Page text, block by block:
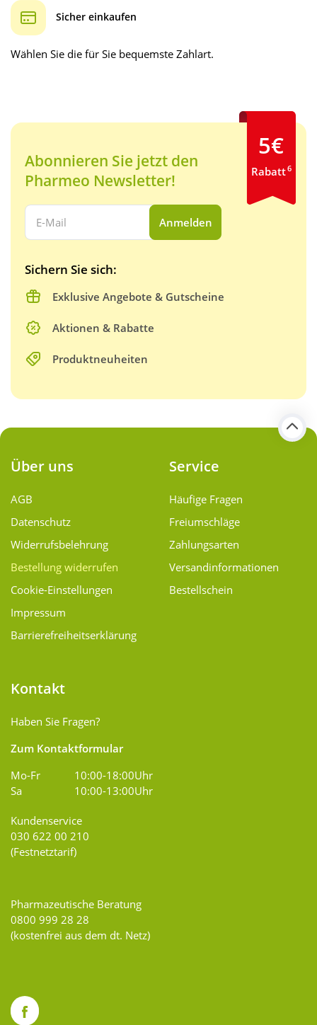
Sicher einkaufen
Wählen Sie die für Sie bequemste Zahlart.
Abonnieren Sie jetzt den
Pharmeo Newsletter!
Ihre E-Mail Adresse:
Anmelden
Sichern Sie sich:
Exklusive Angebote & Gutscheine
Aktionen & Rabatte
Produktneuheiten
5€
Rabatt6
Über uns
AGB
Datenschutz
Widerrufsbelehrung
Bestellung widerrufen
Cookie-Einstellungen
Impressum
Barrierefreiheitserklärung
Service
Häufige Fragen
Freiumschläge
Zahlungsarten
Versand­informationen
Bestellschein
Kontakt
Haben Sie Fragen?
Zum Kontaktformular
Mo-Fr
10:00-18:00Uhr
Sa
10:00-13:00Uhr
Kundenservice
030 622 00 210
(Festnetztarif)
Pharmazeutische Beratung
0800 999 28 28
(kostenfrei aus dem dt. Netz)